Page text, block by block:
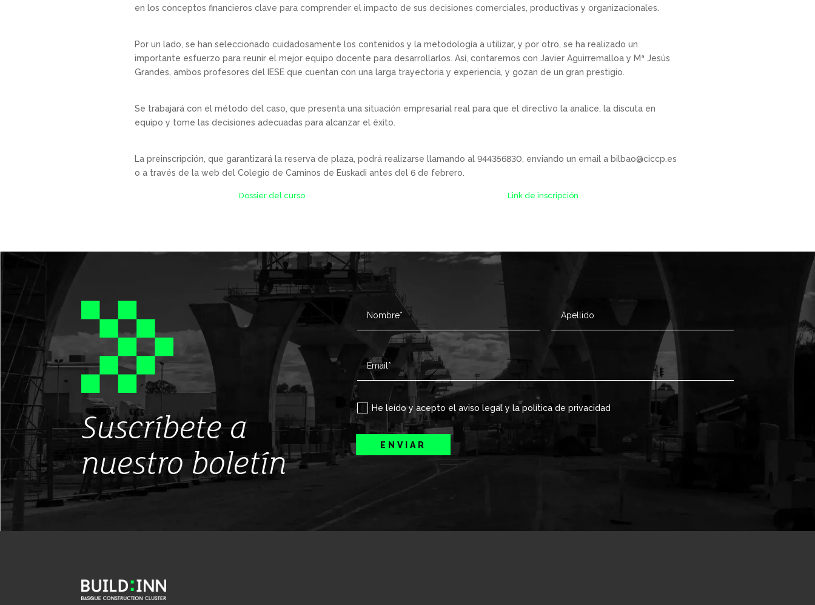
en los conceptos financieros clave para comprender el impacto de sus decisiones comerciales, productivas y organizacionales.
Por un lado, se han seleccionado cuidadosamente los contenidos y la metodología a utilizar, y por otro, se ha realizado un
importante esfuerzo para reunir el mejor equipo docente para desarrollarlos. Así, contaremos con Javier Aguirremalloa y Mª Jesús
Grandes, ambos profesores del IESE que cuentan con una larga trayectoria y experiencia, y gozan de un gran prestigio.
Se trabajará con el método del caso, que presenta una situación empresarial real para que el directivo la analice, la discuta en
equipo y tome las decisiones adecuadas para alcanzar el éxito.
La preinscripción, que garantizará la reserva de plaza, podrá realizarse llamando al 944356830, enviando un email a bilbao@ciccp.es
o a través de la web del Colegio de Caminos de Euskadi antes del 6 de febrero.
Dossier del curso Link de inscripción
Suscríbete a
nuestro boletín
He leído y acepto el aviso legal y la política de privacidad
ENVIAR